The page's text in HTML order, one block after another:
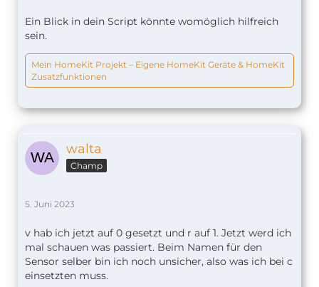
Ein Blick in dein Script könnte womöglich hilfreich
sein.
Mein HomeKit Projekt – Eigene HomeKit Geräte & HomeKit
Zusatzfunktionen
walta
Champ
5. Juni 2023
v hab ich jetzt auf 0 gesetzt und r auf 1. Jetzt werd ich
mal schauen was passiert. Beim Namen für den
Sensor selber bin ich noch unsicher, also was ich bei c
einsetzten muss.